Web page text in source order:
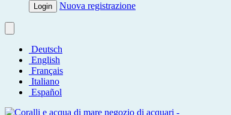
Login Nuova registrazione
Deutsch
English
Français
Italiano
Español